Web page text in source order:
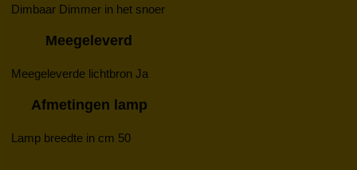
Dimbaar Dimmer in het snoer
Meegeleverd
Meegeleverde lichtbron Ja
Afmetingen lamp
Lamp breedte in cm 50